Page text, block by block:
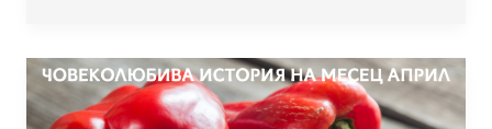
за
социално
и